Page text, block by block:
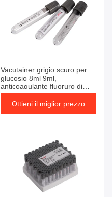
Vacutainer grigio scuro per
glucosio 8ml 9ml,
anticoagulante fluoruro di
sodio EDTA
Ottieni il miglior prezzo